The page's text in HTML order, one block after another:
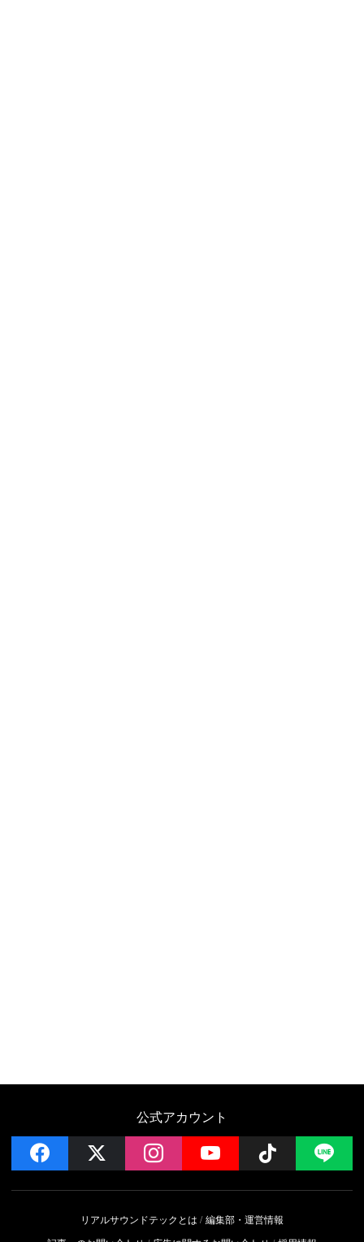
公式アカウント
facebook instagramYouTube Follow
リアルサウンドテックとは
編集部・運営情報